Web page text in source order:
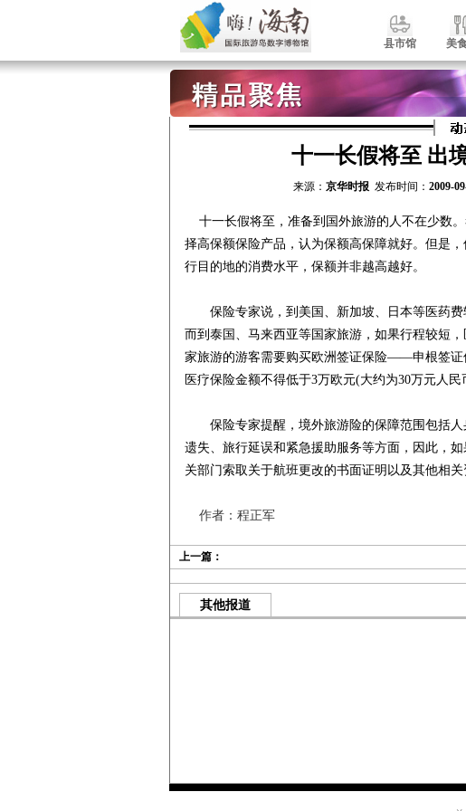
县市馆 美
十一长假将至 出
来源： 京华时报发布时间： 2009-
十一长假将至，准备到国外旅游的人不在少数
择高保额保险产品，认为保额高保障就好。但是
行目的地的消费水平，保额并非越高越好。
保险专家说，到美国、新加坡、日本等医药费
而到泰国、马来西亚等国家旅游，如果行程较短
家旅游的游客需要购买欧洲签证保险——申根签证
医疗保险金额不得低于3万欧元(大约为30万元人民
保险专家提醒，境外旅游险的保障范围包括人
遗失、旅行延误和紧急援助服务等方面，因此，
关部门索取关于航班更改的书面证明以及其他相关
作者：程正军
上一篇：
其他报道